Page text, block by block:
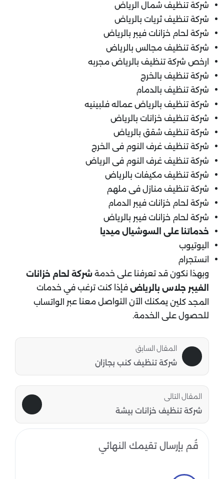
شركة تنظيف شمال الرياض
شركة تنظيف ثريات بالرياض
شركة لحام خزانات فيبر بالرياض
شركة تنظيف مجالس بالرياض
ارخص شركة تنظيف بالرياض مجربه
شركة تنظيف بالخرج
شركة تنظيف بالدمام
شركة تنظيف بالرياض عماله فلبينيه
شركة تنظيف خزانات بالرياض
شركة تنظيف شقق بالرياض
شركة تنظيف غرف النوم فى الخرج
شركة تنظيف غرف النوم فى الرياض
شركة تنظيف مكيفات بالرياض
شركة تنظيف منازل فى ملهم
شركة لحام خزانات فيبر الدمام
شركة لحام خزانات فيبر بالرياض
خدماتنا على السوشيال ميديا
اليوتيوب
انستجرام
وبهذا نكون قد تعرفنا على خدمة شركة لحام خزانات
الفيبر جلاس بالرياض فإذا كنت ترغب في خدمات
المجد كلين يمكنك الآن التواصل معنا عبر
الواتساب
للحصول على الخدمة.
المقال السابق
شركة تنظيف كنب بجازان
المقال التالى
شركة تنظيف خزانات بيشة
قُم بإرسال تقيمك النهائي